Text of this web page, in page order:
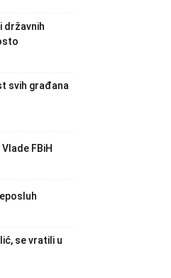
državnih
svih građana
FBiH
se vratili u